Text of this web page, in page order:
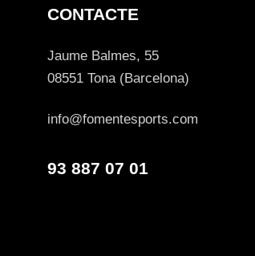
CONTACTE
Jaume Balmes, 55
08551 Tona (Barcelona)
info@fomentesports.com
93 887 07 01